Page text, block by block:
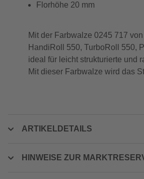
Florhöhe 20 mm
Mit der Farbwalze 0245 717
HandiRoll 550, TurboRoll 550,
ideal für leicht strukturierte und
Mit dieser Farbwalze wird das
ARTIKELDETAILS
HINWEISE ZUR